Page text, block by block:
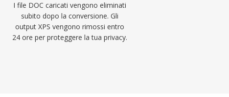
I file DOC caricati vengono eliminati
subito dopo la conversione. Gli
output XPS vengono rimossi entro
24 ore per proteggere la tua privacy.